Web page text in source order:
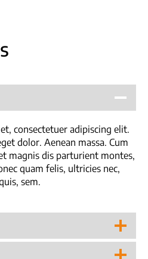
consectetuer adipiscing elit.
dolor. Aenean massa. Cum
magnis dis parturient montes,
quam felis, ultricies nec,
sem.